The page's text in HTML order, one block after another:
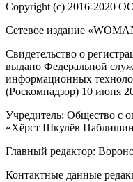
Copyright (с) 2016-2020
Сетевое издание
Свидетельство о
выдано Федеральной
информационных
(Роскомнадзор) 10 июня
Учредитель: Общество с
«Хёрст Шкулёв
Главный редактор:
Контактные данные